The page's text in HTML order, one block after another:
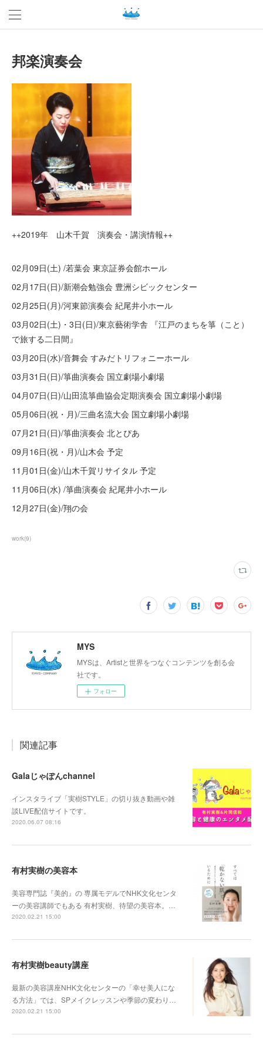
邦楽演奏会
++2019年 山木千賀 演奏会・講演情報++
02月09日(土) /若葉会 東京証券会館ホール
02月17日(日)/新潮会勉強会 豊洲シビックセンター
02月25日(月)/河東節演奏会 紀尾井小ホール
03月02日(土)・3日(日)/東京藝術学舎 『江戸のまちを箏（こと）
で旅する二日間』
03月20日(水)/音舞会 すみだトリフォニーホール
03月31日(日)/箏曲演奏会 国立劇場小劇場
04月07日(日)/山田流箏曲協会定期演奏会 国立劇場小劇場
05月06日(祝・月)/三曲名流大会 国立劇場小劇場
07月21日(日)/箏曲演奏会 北とぴあ
09月16日(祝・月)/山木会 予定
11月01日(金)/山木千賀リサイタル 予定
11月06日(水) /箏曲演奏会 紀尾井小ホール
12月27日(金)/翔の会
work(9)
MYS
MYSは、Artistと世界をつなぐコンテンツを創る会
社です。
フォロー
関連記事
Galaじゃぽんchannel
インスタライブ「実樹STYLE」の切り抜き動画や雑
談LIVE配信サイトです。
2020.06.07 08:16
有村実樹の美容本
美容専門誌『美的』の 専属モデルでNHK文化センタ
ーの美容講師でもある 有村実樹、待望の美容本。…
2020.02.21 15:00
有村実樹beauty講座
最新の美容講座NHK文化センターの「幸せ美人にな
る方法」では、SPメイクレッスンや季節の変わり…
2020.02.21 15:00